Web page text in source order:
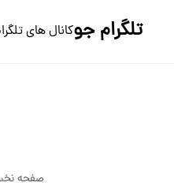
تلگرام جوکانال های
صفحه